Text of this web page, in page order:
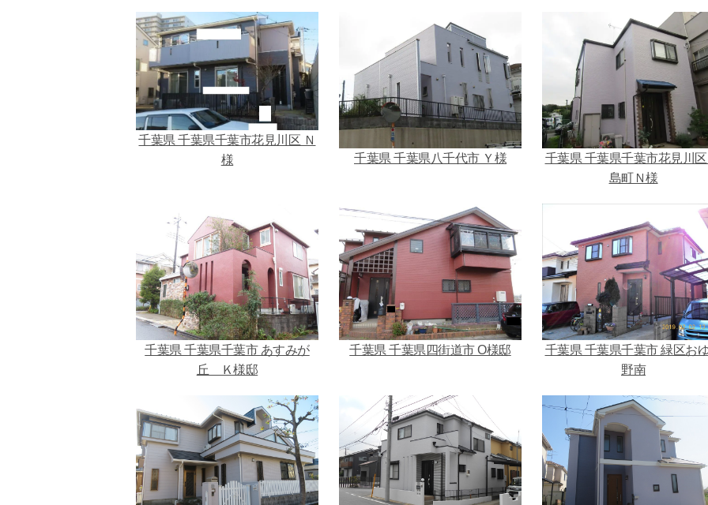
千葉県 千葉県千葉市花見川区 Ｎ
様
千葉県 千葉県八千代市 Ｙ様
千葉県 千葉県千葉市花見川
島町Ｎ様
千葉県 千葉県千葉市 あすみが
丘 Ｋ様邸
千葉県 千葉県四街道市 O様邸
千葉県 千葉県千葉市 緑区お
野南